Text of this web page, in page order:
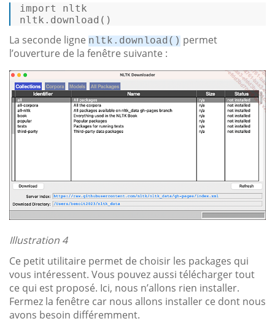
import
nltk
nltk. download ()
La seconde ligne nltk.download() permet
l’ouverture de la fenêtre suivante :
Illustration 4
Ce petit utilitaire permet de choisir les packages qui
vous intéressent. Vous pouvez aussi télécharger tout
ce qui est proposé. Ici, nous n’allons rien installer.
Fermez la fenêtre car nous allons installer ce dont nous
avons besoin différemment.